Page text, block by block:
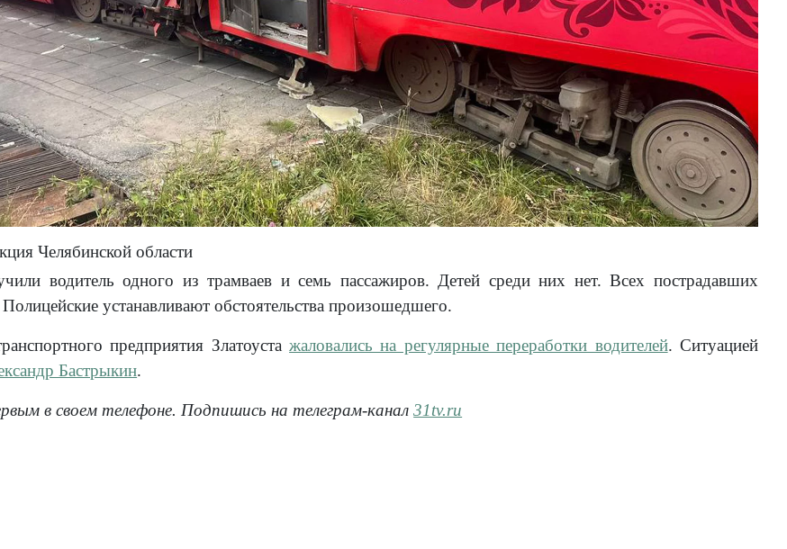
Челябинской области
водитель одного из трамваев и семь пассажиров. Детей среди них нет. Всех пострадавших
устанавливают обстоятельства произошедшего.
предприятия Златоустажаловались на регулярные переработки водителей. Ситуацией
Бастрыкин.
в своем телефоне. Подпишись на телеграм-канал31tv.ru